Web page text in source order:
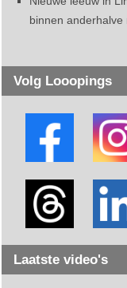
binnen anderhalve
Volg Looopings
Laatste video's